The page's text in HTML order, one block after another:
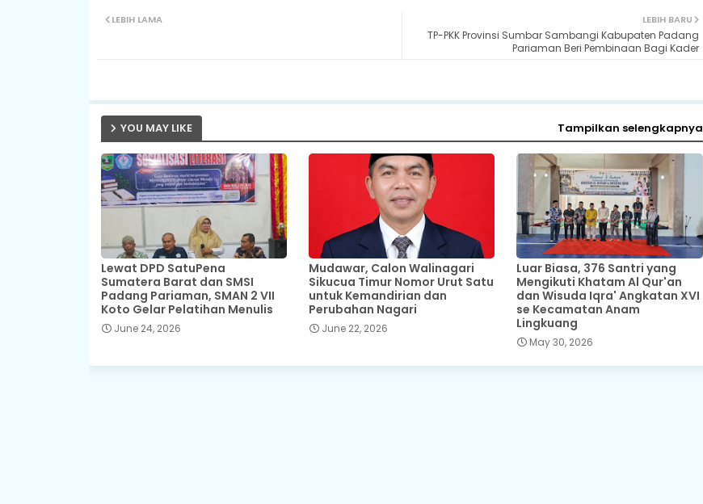
LEBIH BARU
TP-PKK Provinsi Sumbar Sambangi Kabupaten Padang
Pariaman Beri Pembinaan Bagi Kader
LEBIH LAMA
YOU MAY LIKE Tampilkan selengkapnya
Lewat DPD SatuPena
Sumatera Barat dan SMSI
Padang Pariaman, SMAN 2 VII
Koto Gelar Pelatihan Menulis
June 24, 2026
Mudawar, Calon Walinagari
Sikucua Timur Nomor Urut Satu
untuk Kemandirian dan
Perubahan Nagari
June 22, 2026
Luar Biasa, 376 Santri yang
Mengikuti Khatam Al Qur'an
dan Wisuda Iqra' Angkatan XVI
se Kecamatan Anam
Lingkuang
May 30, 2026